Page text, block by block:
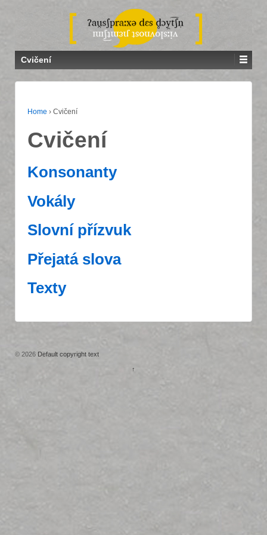
Cvičení
Home › Cvičení
Cvičení
Konsonanty
Vokály
Slovní přízvuk
Přejatá slova
Texty
© 2026 Default copyright text
↑